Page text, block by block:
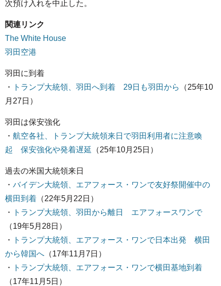
次預け入れを中止した。
関連リンク
The White House
羽田空港
羽田に到着
・
トランプ大統領、羽田へ到着 29日も羽田から
（25年10
月27日）
羽田は保安強化
・ 航空各社、トランプ大統領来日で羽田利用者に注意喚
起 保安強化や発着遅延 （25年10月25日）
過去の米国大統領来日
・ バイデン大統領、エアフォース・ワンで友好祭開催中の
横田到着 （22年5月22日）
・
トランプ大統領、羽田から離日 エアフォースワンで
（19年5月28日）
・
トランプ大統領、エアフォース・ワンで日本出発 横田
から韓国へ （17年11月7日）
・
トランプ大統領、エアフォース・ワンで横田基地到着
（17年11月5日）